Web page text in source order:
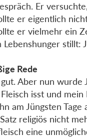
Er
er eigentlich
er vielmehr ein
Lebenshunger stillt:
Rede
Aber nun
isst und
am Jüngsten
religiös nicht
eine